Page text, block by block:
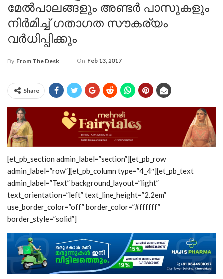
മേല്‍പാലങ്ങളും അണ്ടര്‍ പാസുകളും
നിര്‍മിച്ച് ഗതാഗത സൗകര്യം
വര്‍ധിപ്പിക്കും
By From The Desk On Feb 13, 2017
Share
[et_pb_section admin_label=”section”][et_pb_row
admin_label=”row”][et_pb_column type=”4_4″][et_pb_text
admin_label=”Text” background_layout=”light”
text_orientation=”left” text_line_height=”2.2em”
use_border_color=”off” border_color=”#ffffff”
border_style=”solid”]